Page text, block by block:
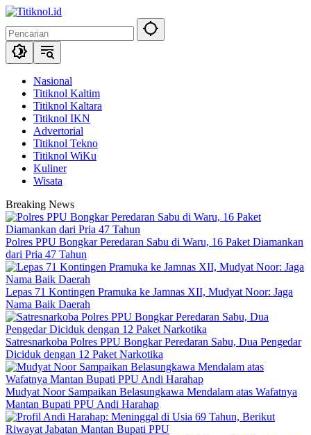
Langsung
konten
Nasional
Titiknol Kaltim
Titiknol Kaltara
Titiknol IKN
Advertorial
Titiknol Tekno
Titiknol WiKu
Kuliner
Wisata
Breaking News
Polres PPU Bongkar Peredaran Sabu di Waru, 16 Paket Diamankan
dari Pria 47 Tahun
Lepas 71 Kontingen Pramuka ke Jamnas XII, Mudyat Noor: Jaga
Nama Baik Daerah
Satresnarkoba Polres PPU Bongkar Peredaran Sabu, Dua Pengedar
Diciduk dengan 12 Paket Narkotika
Mudyat Noor Sampaikan Belasungkawa Mendalam atas Wafatnya
Mantan Bupati PPU Andi Harahap